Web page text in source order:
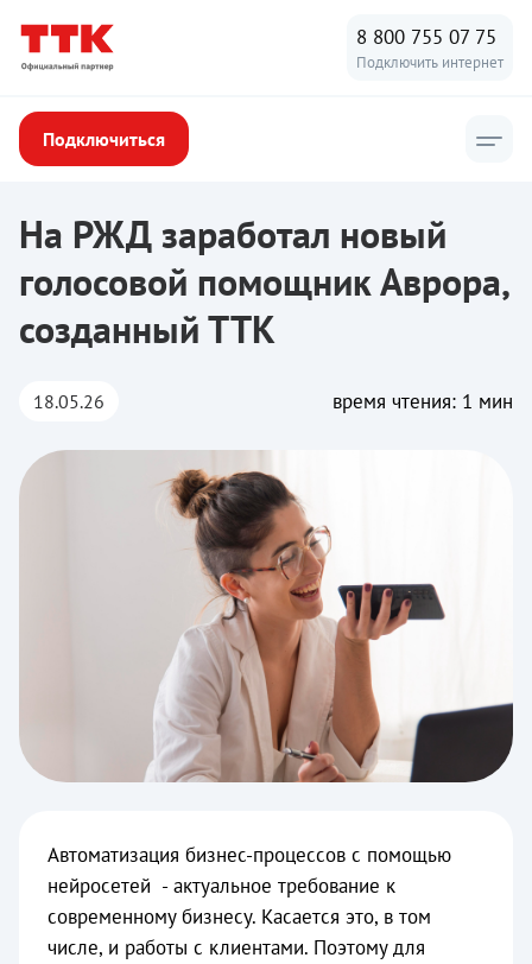
8 800 755 07 75
Подключить интернет
Подключиться
ТТК Новости ТТК
На РЖД заработал новый
голосовой помощник Аврора,
созданный ТТК
18.05.26 время чтения: 1 мин
Автоматизация бизнес-процессов с помощью
нейросетей - актуальное требование к
современному бизнесу. Касается это, в том
числе, и работы с клиентами. Поэтому для